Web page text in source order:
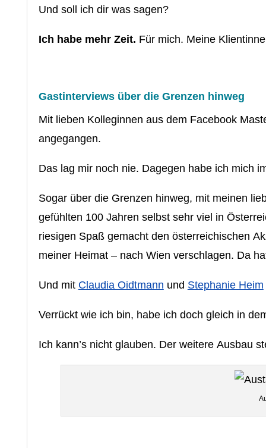
Und soll ich dir was sagen?
Ich habe mehr Zeit. Für mich. Meine
Gastinterviews über die Grenzen hinweg
Mit lieben Kolleginnen aus dem Facebook
angegangen.
Das lag mir noch nie. Dagegen habe ich mich
Sogar über die Grenzen hinweg, mit meinen
gefühlten 100 Jahren selbst sehr viel in
riesigen Spaß gemacht den österreichischen
meiner Heimat – nach Wien verschlagen. Da
Und mit Claudia Oidtmann und Stephanie Heim
Verrückt wie ich bin, habe ich doch gleich in
Ich kann’s nicht glauben. Der weitere Ausbau